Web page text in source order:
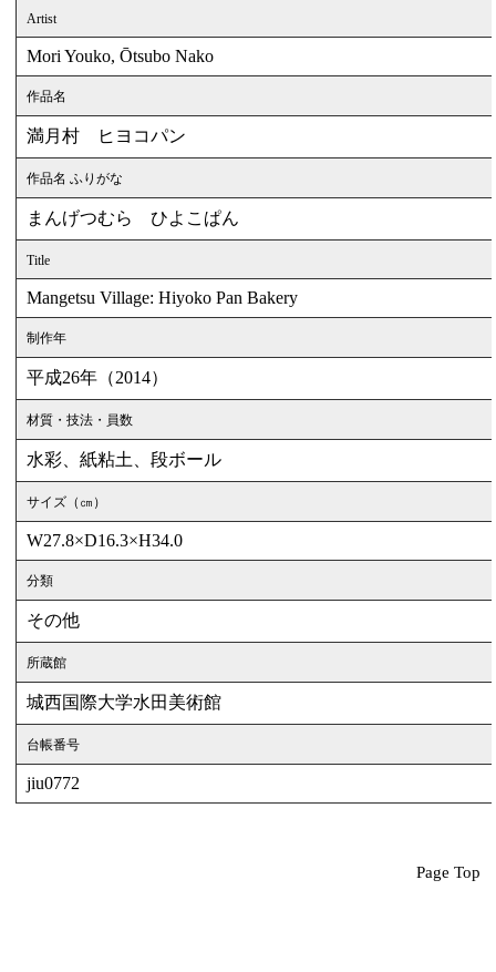
Artist
Mori Youko, Ōtsubo Nako
作品名
満月村 ヒヨコパン
作品名 ふりがな
まんげつむら ひよこぱん
Title
Mangetsu Village: Hiyoko Pan Bakery
制作年
平成26年（2014）
材質・技法・員数
水彩、紙粘土、段ボール
サイズ（㎝）
W27.8×D16.3×H34.0
分類
その他
所蔵館
城西国際大学水田美術館
台帳番号
jiu0772
Page Top